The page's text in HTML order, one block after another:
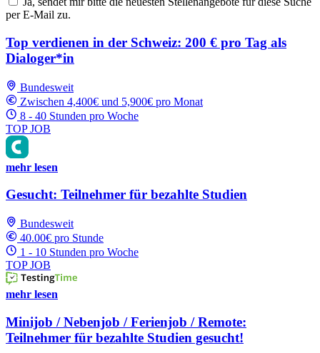
per E-Mail zu.
Top verdienen in der Schweiz: 200 € pro Tag als
Dialoger*in
Bundesweit
Zwischen 4,400€ und 5,900€ pro Monat
8 - 40 Stunden pro Woche
TOP JOB
mehr lesen
Gesucht: Teilnehmer für bezahlte Studien
Bundesweit
40.00€ pro Stunde
1 - 10 Stunden pro Woche
TOP JOB
mehr lesen
Minijob / Nebenjob / Ferienjob / Remote:
Teilnehmer für bezahlte Studien gesucht!